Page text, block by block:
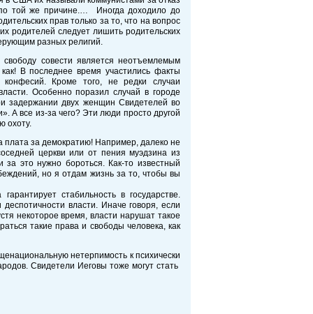
той же причине.… Иногда доходило до
прав только за то, что на вопрос
родителей следует лишить родительских
разных религий.
совести является неотъемлемым
В последнее время участились факты
Кроме того, не редки случаи
Особенно поразил случай в городе
задержании двух женщин Свидетелей во
А все из-за чего? Эти люди просто другой
охоту.
плата за демократию! Например, далеко не
церкви или от пения муэдзина из
это нужно бороться. Как-то известный
но я отдам жизнь за то, чтобы вы
стабильность в государстве.
власти. Иначе говоря, если
некоторое время, власти нарушат такое
такие права и свободы человека, как
нетерпимость к психически
Свидетели Иеговы тоже могут стать